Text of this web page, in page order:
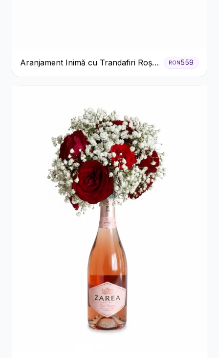
Aranjament Inimă cu Trandafiri Roșii
și Ciocolată Ferrero Rocher
RON559